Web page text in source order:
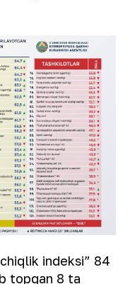
indeksi” 84
topgan 8 ta